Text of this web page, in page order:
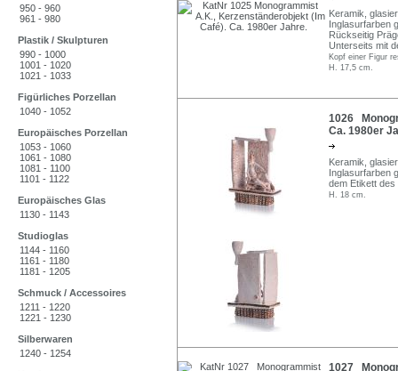
950 - 960
961 - 980
Plastik / Skulpturen
990 - 1000
1001 - 1020
1021 - 1033
Figürliches Porzellan
1040 - 1052
Europäisches Porzellan
1053 - 1060
1061 - 1080
1081 - 1100
1101 - 1122
Europäisches Glas
1130 - 1143
Studioglas
1144 - 1160
1161 - 1180
1181 - 1205
Schmuck / Accessoires
1211 - 1220
1221 - 1230
Silberwaren
1240 - 1254
Keramik,
Inglasurfarben
Rückseitig
Unterseits mit
Kopf einer Figur
H. 17,5 cm.
1026
Ca. 1980er
Keramik,
Inglasurfarben
dem Etikett
H. 18 cm.
1027